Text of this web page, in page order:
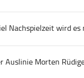
Nachspielzeit wird es
Auslinie Morten